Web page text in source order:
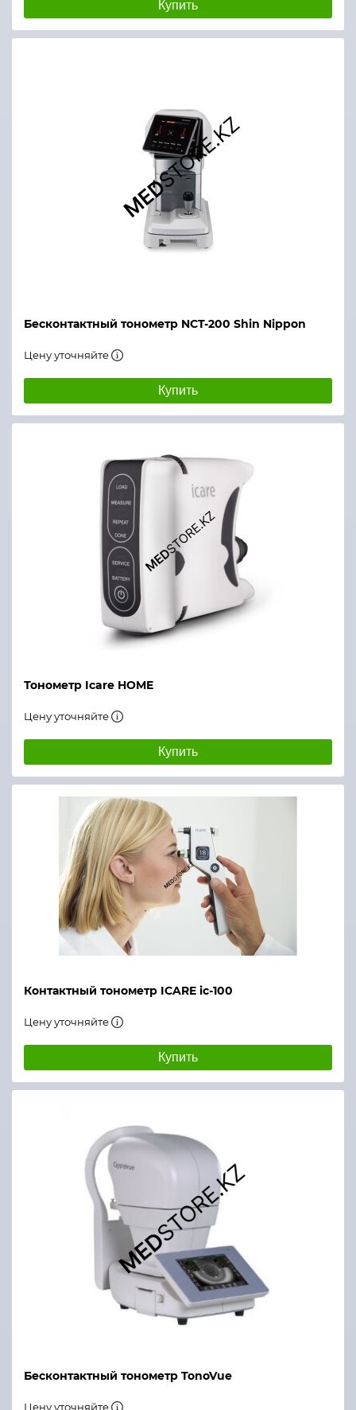
Купить
Бесконтактный тонометр NCT-200 Shin Nippon
Цену уточняйте
Купить
Тонометр Icare HOME
Цену уточняйте
Купить
Контактный тонометр ICARE ic-100
Цену уточняйте
Купить
Бесконтактный тонометр TonoVue
Цену уточняйте